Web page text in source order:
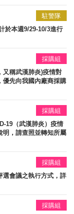
駐警隊
於本週9/29-10/3進行
採購組
又稱武漢肺炎)疫情對
優先向我國內廠商採購
採購組
19（武漢肺炎）疫情
明，請查照並轉知所屬
採購組
選會議之執行方式，詳
採購組